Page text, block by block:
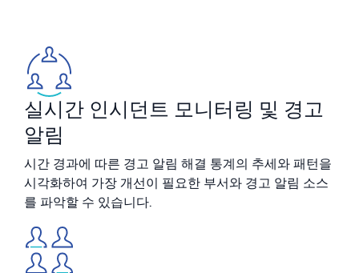
강력한 로그 가시성으로 클라우드 보안 강화
동적 가시성
모니터링 및 문제 해결
강력한 통합
실시간 인시던트 모니터링 및 경고
알림
시간 경과에 따른 경고 알림 해결 통계의 추세와 패턴을
시각화하여 가장 개선이 필요한 부서와 경고 알림 소스
를 파악할 수 있습니다.